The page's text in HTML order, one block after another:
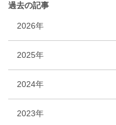
過去の記事
2026年
2025年
2024年
2023年